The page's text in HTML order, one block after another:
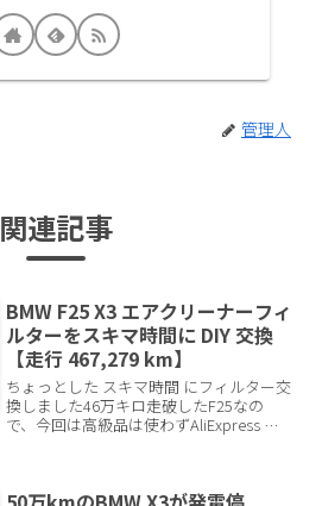
管理人
関連記事
BMW F25 X3 エアクリーナーフィ
ルターをスキマ時間に DIY 交換
【走行 467,279 km】
ちょっとした スキマ時間 にフィルター交
換しました46万キロ走破したF25なの
で、今回は高級品は使わずAliExpress で